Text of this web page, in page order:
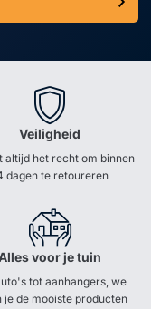
Veiligheid
altijd het recht om binnen
dagen te retoureren
voor je tuin
tot aanhangers, we
je de mooiste producten